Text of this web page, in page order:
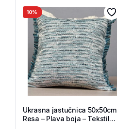
10%
Ukrasna jastučnica 50x50cm
Resa – Plava boja – Tekstil